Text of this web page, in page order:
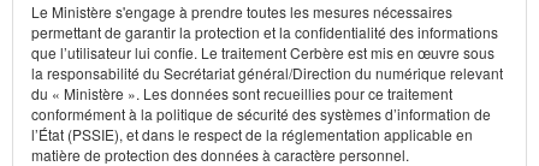
Le Ministère s'engage à prendre toutes les mesures nécessaires
permettant de garantir la protection et la confidentialité des informations
que l’utilisateur lui confie. Le traitement Cerbère est mis en œuvre sous
la responsabilité du Secrétariat général/Direction du numérique relevant
du « Ministère ». Les données sont recueillies pour ce traitement
conformément à la politique de sécurité des systèmes d’information de
l’État (PSSIE), et dans le respect de la réglementation applicable en
matière de protection des données à caractère personnel.